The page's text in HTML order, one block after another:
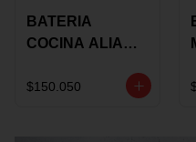
BATERIA
COCINA ALIADA
PIEZAS
$150.050